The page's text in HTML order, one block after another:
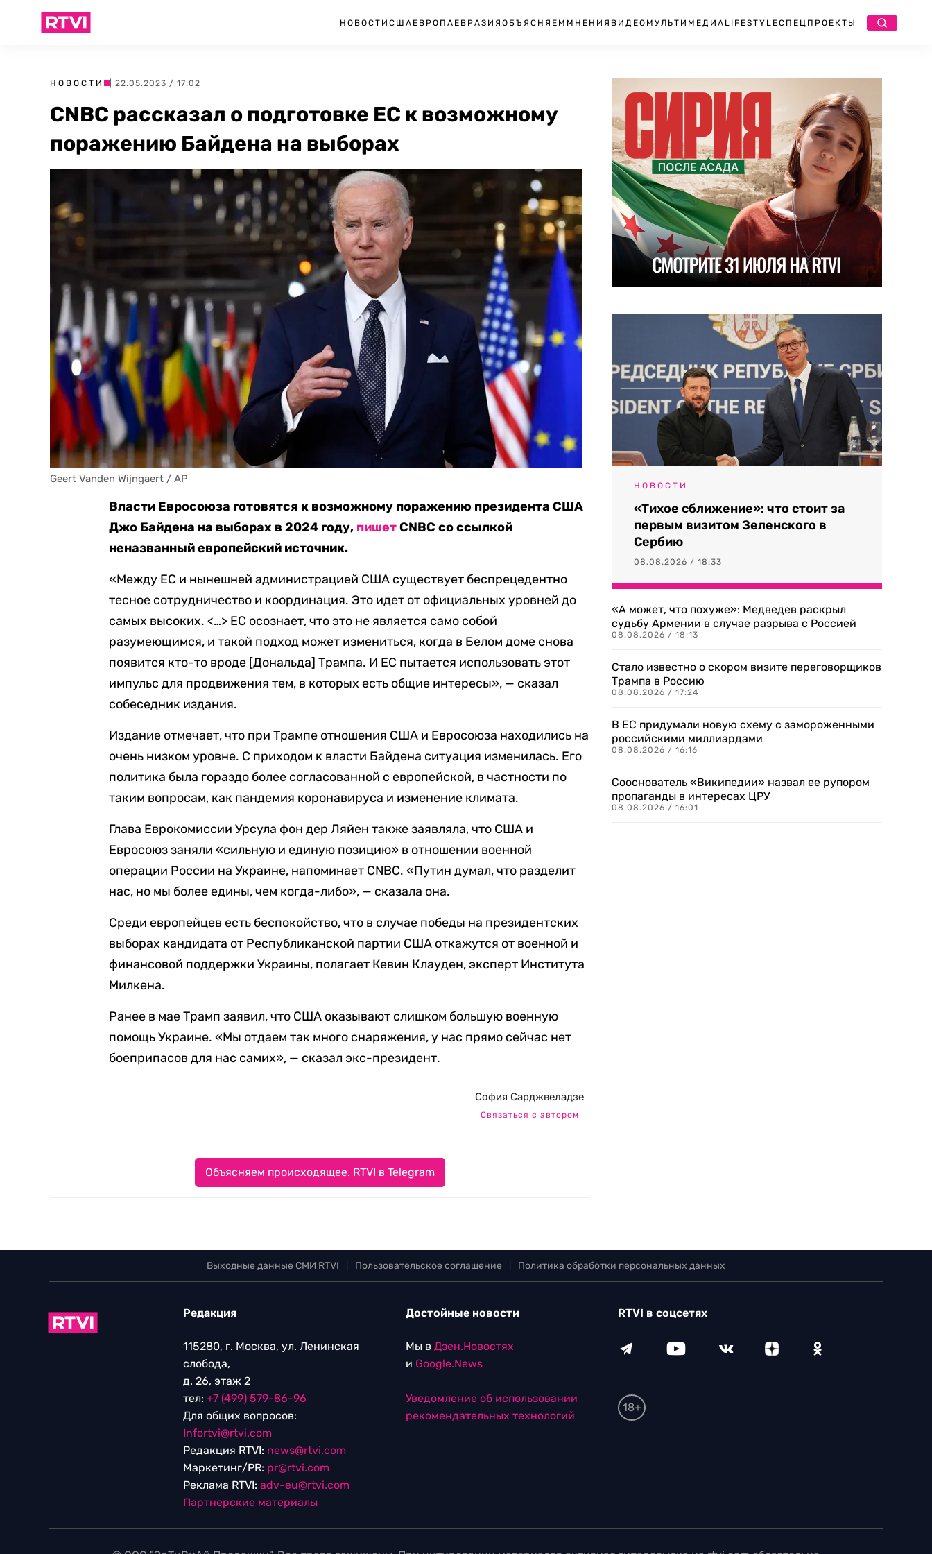
НОВОСТИ США ЕВРОПА ЕВРАЗИЯ ОБЪЯСНЯЕМ МНЕНИЯ ВИДЕО МУЛЬТИМЕДИА LIFESTYLEСПЕЦПРОЕКТЫ
НОВОСТИ | 22.05.2023 / 17:02
CNBC рассказал о подготовке ЕС к возможному
поражению Байдена на выборах
Geert Vanden Wijngaert / AP
Власти Евросоюза готовятся к возможному поражению президента США
Джо Байдена на выборах в 2024 году, пишетCNBC со ссылкой
неназванный европейский источник.
«Между ЕС и нынешней администрацией США существует беспрецедентно
тесное сотрудничество и координация. Это идет от официальных уровней до
самых высоких. <…> ЕС осознает, что это не является само собой
разумеющимся, и такой подход может измениться, когда в Белом доме снова
появится кто-то вроде [Дональда] Трампа. И ЕС пытается использовать этот
импульс для продвижения тем, в которых есть общие интересы», — сказал
собеседник издания.
Издание отмечает, что при Трампе отношения США и Евросоюза находились на
очень низком уровне. С приходом к власти Байдена ситуация изменилась. Его
политика была гораздо более согласованной с европейской, в частности по
таким вопросам, как пандемия коронавируса и изменение климата.
Глава Еврокомиссии Урсула фон дер Ляйен также заявляла, что США и
Евросоюз заняли «сильную и единую позицию» в отношении военной
операции России на Украине, напоминает CNBC. «Путин думал, что разделит
нас, но мы более едины, чем когда-либо», — сказала она.
Среди европейцев есть беспокойство, что в случае победы на президентских
выборах кандидата от Республиканской партии США откажутся от военной и
финансовой поддержки Украины, полагает Кевин Клауден, эксперт Института
Милкена.
Ранее в мае Трамп заявил, что США оказывают слишком большую военную
помощь Украине. «Мы отдаем так много снаряжения, у нас прямо сейчас нет
боеприпасов для нас самих», — сказал экс-президент.
София Сарджвеладзе
Связаться с автором
Объясняем происходящее. RTVI в Telegram
НОВОСТИ
«Тихое сближение»: что стоит за
первым визитом Зеленского в
Сербию
08.08.2026 / 18:33
«А может, что похуже»: Медведев раскрыл
судьбу Армении в случае разрыва с Россией
08.08.2026 / 18:13
Стало известно о скором визите переговорщиков
Трампа в Россию
08.08.2026 / 17:24
В ЕС придумали новую схему с замороженными
российскими миллиардами
08.08.2026 / 16:16
Сооснователь «Википедии» назвал ее рупором
пропаганды в интересах ЦРУ
08.08.2026 / 16:01
Выходные данные СМИ RTVI Пользовательское соглашение Политика обработки персональных данных
Редакция
115280, г. Москва, ул. Ленинская
слобода,
д. 26, этаж 2
тел: +7 (499) 579-86-96
Для общих вопросов:
Infortvi@rtvi.com
Редакция RTVI: news@rtvi.com
Маркетинг/PR: pr@rtvi.com
Реклама RTVI: adv-eu@rtvi.com
Партнерские материалы
Достойные новости
Мы в Дзен.Новостях
и Google.News
Уведомление об использовании
рекомендательных технологий
RTVI в соцсетях
18+